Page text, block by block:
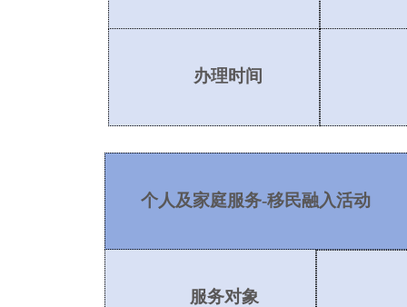
办理时间
个人及家庭服务-移民融入活动
服务对象